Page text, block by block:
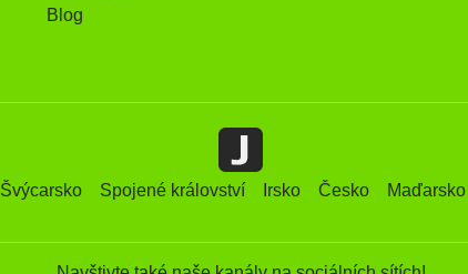
Blog
Švýcarsko Spojené království Irsko Česko Maďarsko